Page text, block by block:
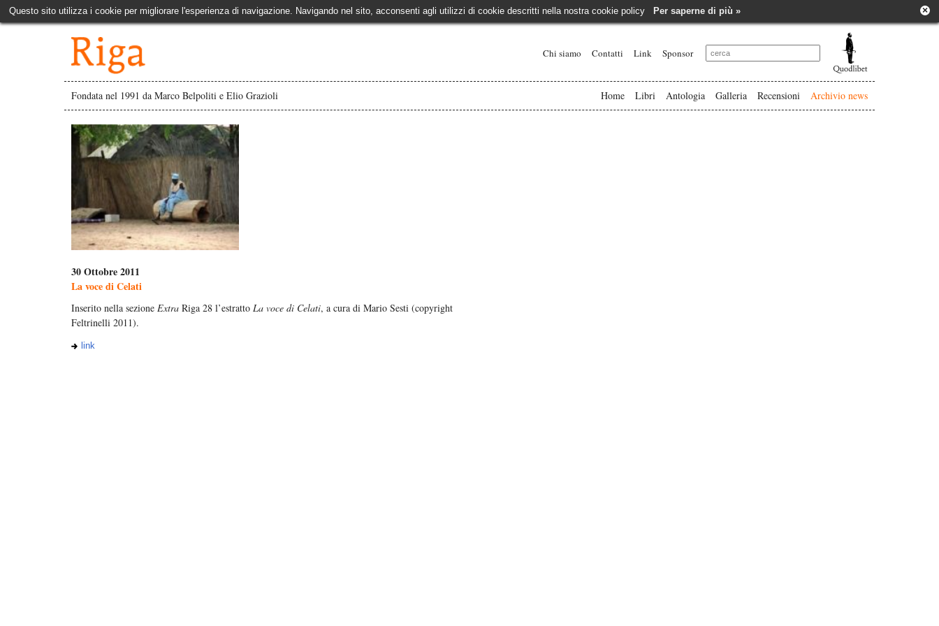
Questo sito utilizza i cookie per migliorare l'esperienza di navigazione. Navigando nel sito, acconsenti agli utilizzi di cookie descritti nella nostra cookie policy Per saperne di più » ×
Chi siamo Contatti Link Sponsor
Fondata nel 1991 da Marco Belpoliti e Elio Grazioli Home Libri Antologia Galleria Recensioni Archivio news
30 Ottobre 2011
La voce di Celati
Inserito nella sezione Extra Riga 28 l’estratto La voce di Celati, a cura di Mario Sesti (copyright
Feltrinelli 2011).
link